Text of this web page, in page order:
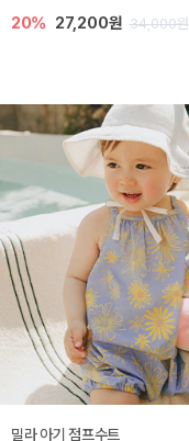
20% 27,200원 34,000원
밀라 아기 점프수트